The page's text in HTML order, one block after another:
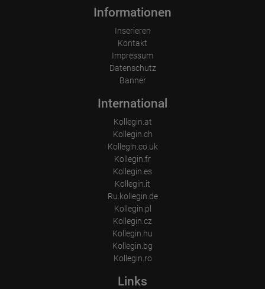
Wohin ging der Besucher? Klickte er auf weitere Seiten des
Portals oder hat er sie komplett verlassen?
Wie lange blieb der Besucher?
Informationen
Inserieren
Kontakt
Impressum
Datenschutz
Banner
International
Kollegin.at
Kollegin.ch
Kollegin.co.uk
Kollegin.fr
Kollegin.es
Kollegin.it
Ru.kollegin.de
Kollegin.pl
Kollegin.cz
Kollegin.hu
Kollegin.bg
Kollegin.ro
Links